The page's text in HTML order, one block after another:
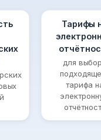
Тарифы
для
тарифа